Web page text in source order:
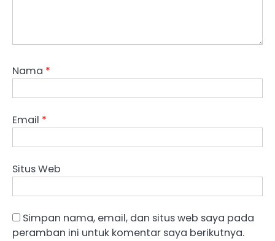
Nama *
Email *
Situs Web
Simpan nama, email, dan situs web saya pada
peramban ini untuk komentar saya berikutnya.